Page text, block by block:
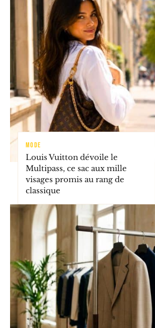
MODE
Louis Vuitton dévoile le
Multipass, ce sac aux mille
visages promis au rang de
classique